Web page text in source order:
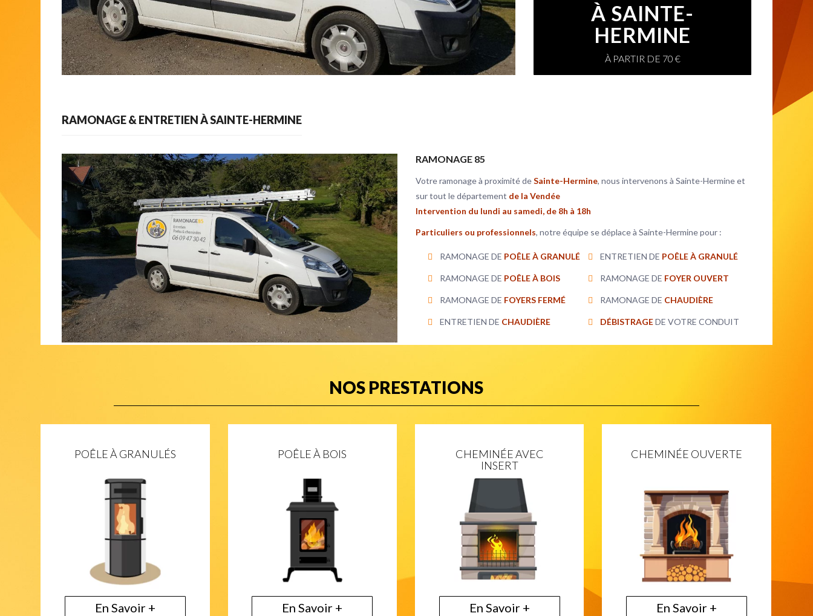
À SAINTE-
HERMINE
À PARTIR DE 70 €
RAMONAGE & ENTRETIEN À SAINTE-HERMINE
RAMONAGE 85
Votre ramonage à proximité deSainte-Hermine, nous intervenons à Sainte-Hermine et
sur tout le département de la Vendée
Intervention du lundi au samedi, de 8h à 18h
Particuliers ou professionnels, notre équipe se déplace à Sainte-Hermine pour :
RAMONAGE DE POÊLE À GRANULÉ ENTRETIEN DE POÊLE À GRANULÉ
RAMONAGE DE POÊLE À BOIS RAMONAGE DE FOYER OUVERT
RAMONAGE DE FOYERS FERMÉ RAMONAGE DE CHAUDIÈRE
ENTRETIEN DE CHAUDIÈRE DÉBISTRAGEDE VOTRE CONDUIT
NOS PRESTATIONS
POÊLE À GRANULÉS
En Savoir +
POÊLE À BOIS
En Savoir +
CHEMINÉE AVEC
INSERT
En Savoir +
CHEMINÉE OUVERTE
En Savoir +